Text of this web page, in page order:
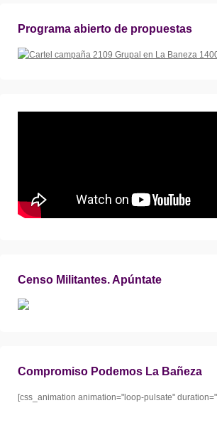
Programa abierto de propuestas
Censo Militantes. Apúntate
Compromiso Podemos La Bañeza
[css_animation animation="loop-pulsate"